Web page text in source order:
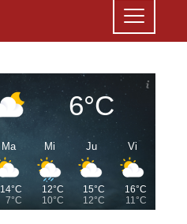
6°C
Ma
14°C
7°C
Mi
12°C
10°C
Ju
15°C
12°C
Vi
16°C
11°C